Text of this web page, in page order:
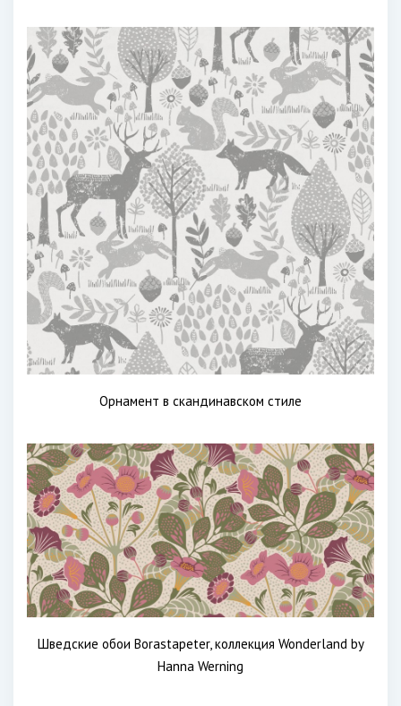
Орнамент в скандинавском стиле
Шведские обои Borastapeter, коллекция Wonderland by
Hanna Werning